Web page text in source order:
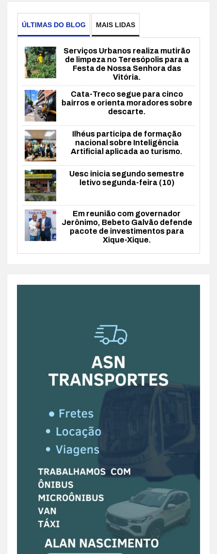
ÚLTIMAS DO BLOG MAIS LIDAS
Serviços Urbanos realiza mutirão
de limpeza no Teresópolis para a
Festa de Nossa Senhora das
Vitória.
Cata-Treco segue para cinco
bairros e orienta moradores sobre
descarte.
Ilhéus participa de formação
nacional sobre Inteligência
Artificial aplicada ao turismo.
Uesc inicia segundo semestre
letivo segunda-feira (10)
Em reunião com governador
Jerônimo, Bebeto Galvão defende
pacote de investimentos para
Xique-Xique.